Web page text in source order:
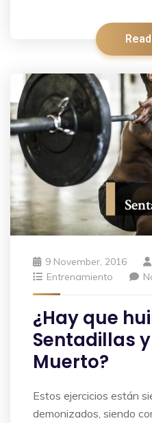
9 November, 2016
Entrenamiento
¿Hay que
Sentadillas
Muerto?
Estos ejercicios están
demonizados, siendo